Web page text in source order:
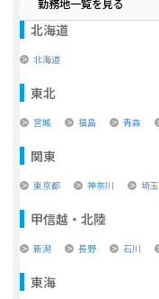
北海道
北海道
東北
宮城 福島 青森
関東
東京都 神奈川 埼玉
甲信越・北陸
新潟 長野 石川
東海